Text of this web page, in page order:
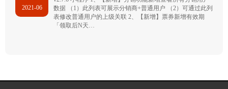
2021-06
数据 （1）此列表可展示分销商+普通用户 （2）可通过此列
表修改普通用户的上级关联 2、【新增】票券新增有效期
「领取后N天…